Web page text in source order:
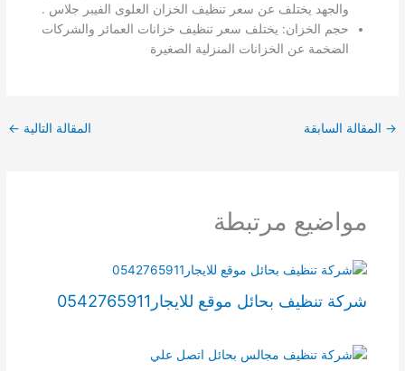
والجهد يختلف عن سعر تنظيف الخزان العلوى الفيبر جلاس .
حجم الخزان: يختلف سعر تنظيف خزانات العمائر والشركات
الضخمة عن الخزانات المنزلية الصغيرة
→ المقالة السابقة المقالة التالية ←
مواضيع مرتبطة
شركة تنظيف بحائل موقع للايجار0542765911